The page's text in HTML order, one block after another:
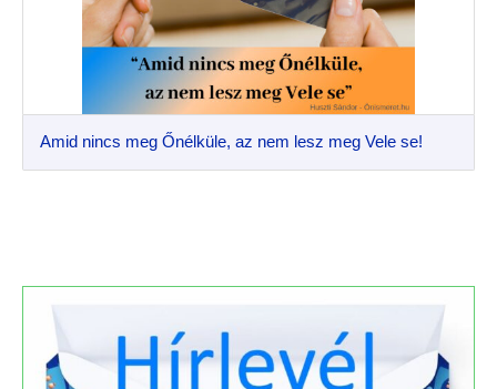
Amid nincs meg Őnélküle, az nem lesz meg Vele se!